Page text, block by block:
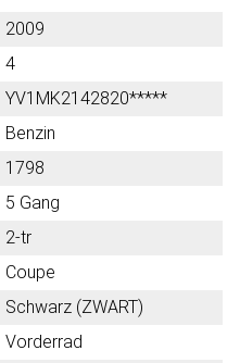
2009
4
YV1MK2142820*****
Benzin
1798
5 Gang
2-tr
Coupe
Schwarz (ZWART)
Vorderrad